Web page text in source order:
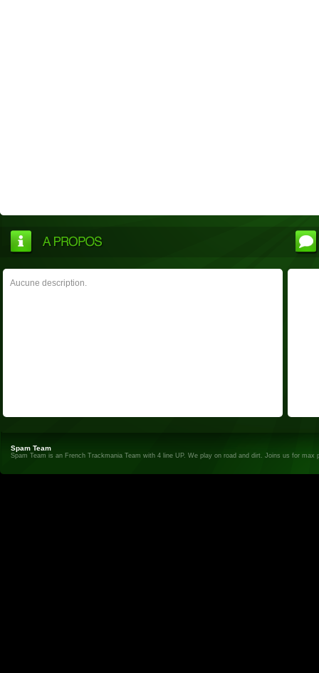
Aucune description.
Spam Team
Spam Team is an French Trackmania Team with 4 line UP. We play on road and dirt. Joins us for max